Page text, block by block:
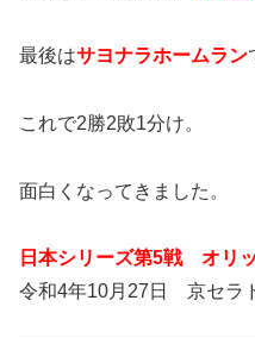
最後はサヨナラホームラン
これで2勝2敗1分け。
面白くなってきました。
日本シリーズ第5戦 オリ
令和4年10月27日 京セラ